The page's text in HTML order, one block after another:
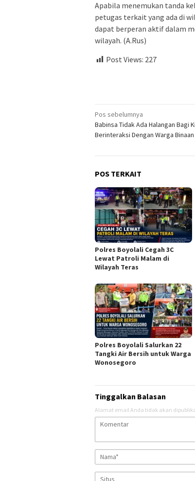
Apabila menemukan tanda
petugas terkait yang ada di
dapat berperan aktif dalam
wilayah. (A.Rus)
Post Views: 227
Navigasi
pos
Pos sebelumnya
Babinsa Tidak Ada Halangan Bagi
Berinteraksi Dengan Warga Binaan
POS TERKAIT
Polres Boyolali Cegah 3C
Lewat Patroli Malam di
Wilayah Teras
Polres Boyolali Salurkan 22
Tangki Air Bersih untuk Warga
Wonosegoro
Tinggalkan Balasan
Alamat email Anda tidak akan